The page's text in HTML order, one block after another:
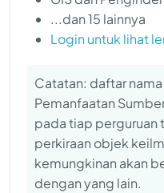
...dan 15 lainnya
Login untuk lihat
Catatan: daftar
Pemanfaatan
pada tiap perguruan
perkiraan objek
kemungkinan akan
dengan yang lain.